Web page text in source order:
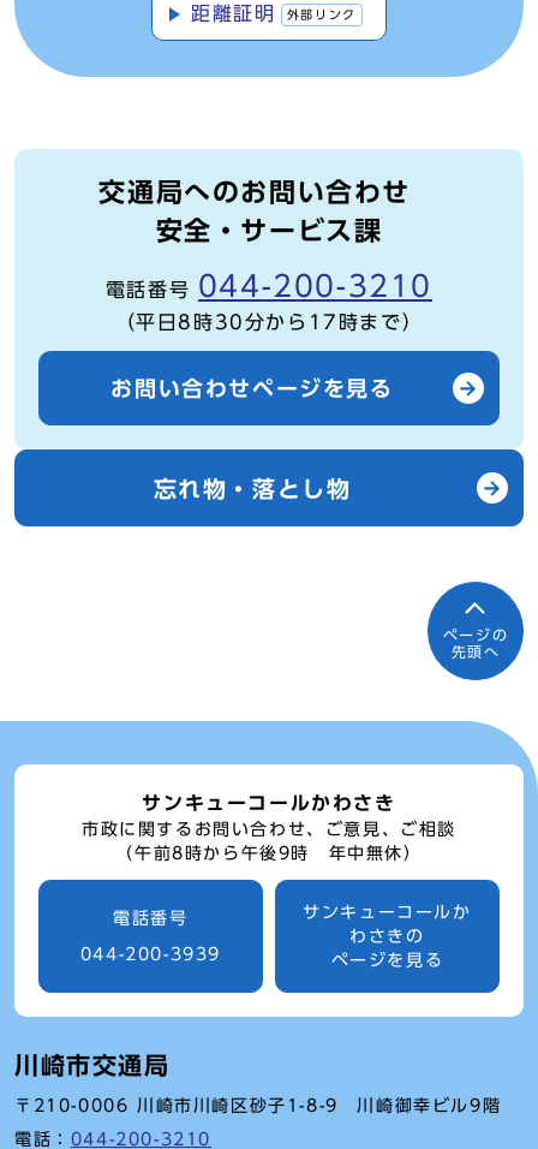
距離証明 外部リンク
交通局へのお問い合わせ
安全・サービス課
電話番号 044-200-3210
（平日8時30分から17時まで）
お問い合わせページを見る
忘れ物・落とし物
ページの
先頭へ
サンキューコールかわさき
市政に関するお問い合わせ、ご意見、ご相談
（午前8時から午後9時 年中無休）
電話番号
044-200-3939
サンキューコールか
わさきの
ページを見る
川崎市交通局
〒210-0006 川崎市川崎区砂子1-8-9 川崎御幸ビル9階
電話： 044-200-3210